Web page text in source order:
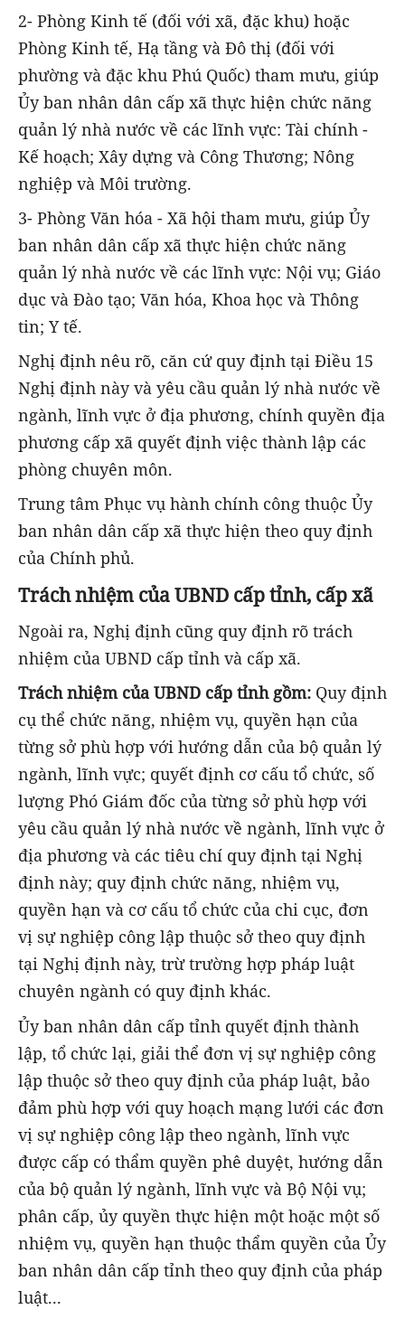
2- Phòng Kinh tế (đối với xã, đặc khu) hoặc
Phòng Kinh tế, Hạ tầng và Đô thị (đối với
phường và đặc khu Phú Quốc) tham mưu, giúp
Ủy ban nhân dân cấp xã thực hiện chức năng
quản lý nhà nước về các lĩnh vực: Tài chính -
Kế hoạch; Xây dựng và Công Thương; Nông
nghiệp và Môi trường.
3- Phòng Văn hóa - Xã hội tham mưu, giúp Ủy
ban nhân dân cấp xã thực hiện chức năng
quản lý nhà nước về các lĩnh vực: Nội vụ; Giáo
dục và Đào tạo; Văn hóa, Khoa học và Thông
tin; Y tế.
Nghị định nêu rõ, căn cứ quy định tại Điều 15
Nghị định này và yêu cầu quản lý nhà nước về
ngành, lĩnh vực ở địa phương, chính quyền địa
phương cấp xã quyết định việc thành lập các
phòng chuyên môn.
Trung tâm Phục vụ hành chính công thuộc Ủy
ban nhân dân cấp xã thực hiện theo quy định
của Chính phủ.
Trách nhiệm của UBND cấp tỉnh, cấp xã
Ngoài ra, Nghị định cũng quy định rõ trách
nhiệm của UBND cấp tỉnh và cấp xã.
Trách nhiệm của UBND cấp tỉnh gồm: Quy định
cụ thể chức năng, nhiệm vụ, quyền hạn của
từng sở phù hợp với hướng dẫn của bộ quản lý
ngành, lĩnh vực; quyết định cơ cấu tổ chức, số
lượng Phó Giám đốc của từng sở phù hợp với
yêu cầu quản lý nhà nước về ngành, lĩnh vực ở
địa phương và các tiêu chí quy định tại Nghị
định này; quy định chức năng, nhiệm vụ,
quyền hạn và cơ cấu tổ chức của chi cục, đơn
vị sự nghiệp công lập thuộc sở theo quy định
tại Nghị định này, trừ trường hợp pháp luật
chuyên ngành có quy định khác.
Ủy ban nhân dân cấp tỉnh quyết định thành
lập, tổ chức lại, giải thể đơn vị sự nghiệp công
lập thuộc sở theo quy định của pháp luật, bảo
đảm phù hợp với quy hoạch mạng lưới các đơn
vị sự nghiệp công lập theo ngành, lĩnh vực
được cấp có thẩm quyền phê duyệt, hướng dẫn
của bộ quản lý ngành, lĩnh vực và Bộ Nội vụ;
phân cấp, ủy quyền thực hiện một hoặc một số
nhiệm vụ, quyền hạn thuộc thẩm quyền của Ủy
ban nhân dân cấp tỉnh theo quy định của pháp
luật...